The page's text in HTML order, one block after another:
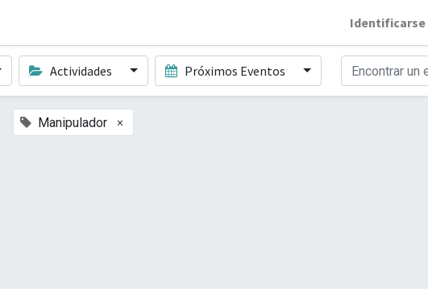
Identificarse
Actividades Próximos Eventos
Manipulador ×